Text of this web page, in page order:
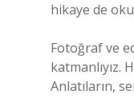
hikaye de
Fotoğraf ve
katmanlıyız.
Anlatıların,